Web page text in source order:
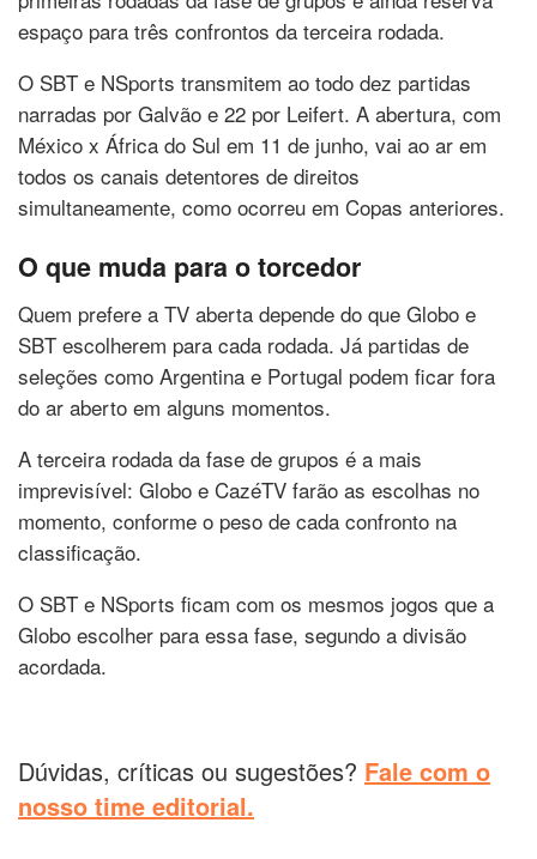
espaço para três confrontos da terceira rodada.
O SBT e NSports transmitem ao todo dez partidas
narradas por Galvão e 22 por Leifert. A abertura, com
México x África do Sul em 11 de junho, vai ao ar em
todos os canais detentores de direitos
simultaneamente, como ocorreu em Copas anteriores.
O que muda para o torcedor
Quem prefere a TV aberta depende do que Globo e
SBT escolherem para cada rodada. Já partidas de
seleções como Argentina e Portugal podem ficar fora
do ar aberto em alguns momentos.
A terceira rodada da fase de grupos é a mais
imprevisível: Globo e CazéTV farão as escolhas no
momento, conforme o peso de cada confronto na
classificação.
O SBT e NSports ficam com os mesmos jogos que a
Globo escolher para essa fase, segundo a divisão
acordada.
Dúvidas, críticas ou sugestões? Fale com o
nosso time editorial.